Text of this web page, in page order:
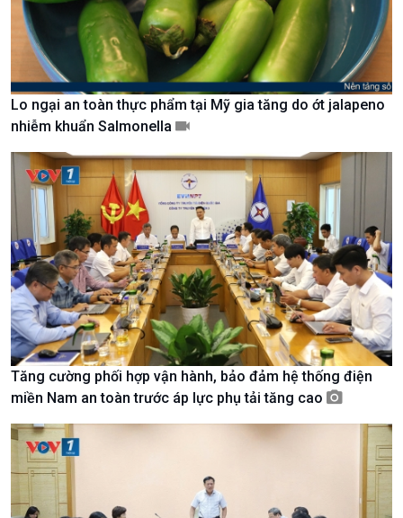
Giới thiệu
Thời sự
Thời sự 6h
Thời sự 12h
Thời sự 18h
Thời sự 21h30
Bản tin
Chuyên mục
Theo dòng Thời sự
Lo ngại an toàn thực phẩm tại Mỹ gia tăng do ớt jalapeno
nhiễm khuẩn Salmonella
Tăng cường phối hợp vận hành, bảo đảm hệ thống điện
miền Nam an toàn trước áp lực phụ tải tăng cao